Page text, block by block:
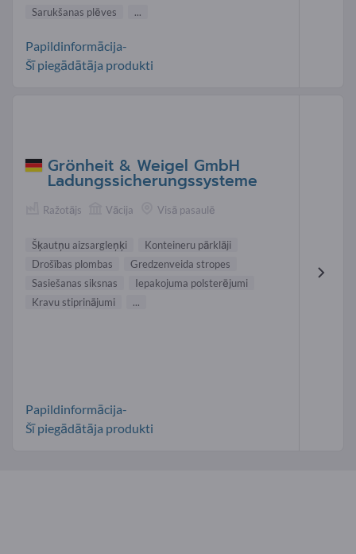
Sarukšanas plēves
...
Papildinformācija-
Šī piegādātāja produkti
Grönheit & Weigel GmbH
Ladungssicherungssysteme
Ražotājs Vācija Visā pasaulē
Šķautņu aizsargleņķi
Konteineru pārklāji
Drošības plombas
Gredzenveida stropes
Sasiešanas siksnas
Iepakojuma polsterējumi
Kravu stiprinājumi
...
Papildinformācija-
Šī piegādātāja produkti